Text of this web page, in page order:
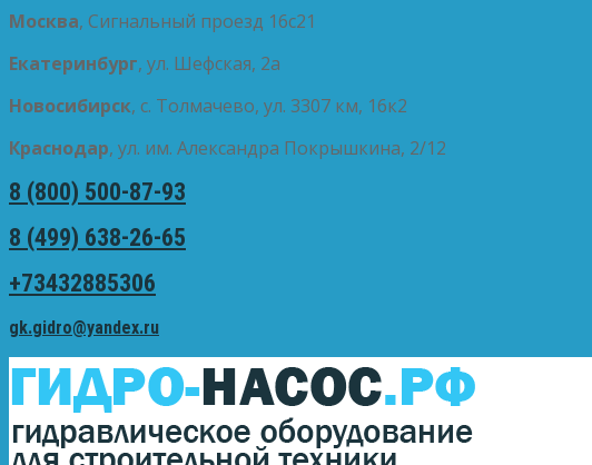
Москва, Сигнальный проезд 16с21
Екатеринбург, ул. Шефская, 2а
Новосибирск, с. Толмачево, ул. 3307 км, 16к2
Краснодар, ул. им. Александра Покрышкина, 2/12
8 (800) 500-87-93
8 (499) 638-26-65
+73432885306
gk.gidro@yandex.ru